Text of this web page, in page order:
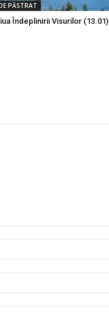
PĂSTRAT
Îndeplinirii Visurilor (13.01)